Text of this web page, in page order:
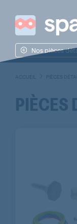
Nos pièces
ACCUEIL PIÈCES
PIÈCES